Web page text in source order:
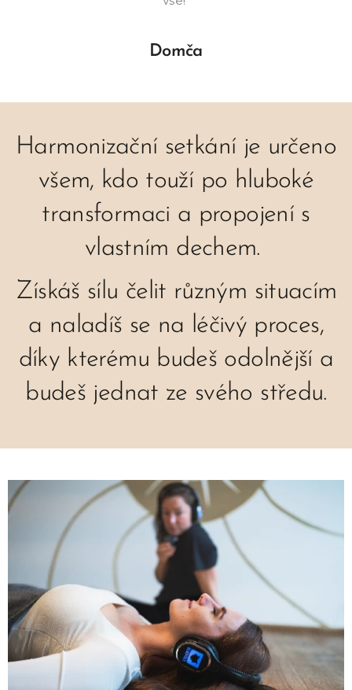
Domča
Harmonizační setkání je určeno
všem, kdo touží po hluboké
transformaci a propojení s
vlastním dechem.
Získáš sílu čelit různým situacím
a naladíš se na léčivý proces,
díky kterému budeš odolnější a
budeš jednat ze svého středu.